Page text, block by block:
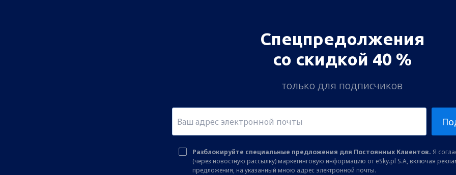
Спецпредолжения
со скидкой 40 %
только для подписчиков
Разблокируйте специальные предложения для Постоянных Клиентов. Я
(через новостную рассылку) маркетинговую информацию от eSky.pl S.A, включая
предложения, на указанный мною адрес электронной почты.